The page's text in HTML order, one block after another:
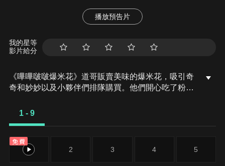
播放預告片
我的星等
影片給分
《嗶嗶啵啵爆米花》道哥販賣美味的爆米花，吸引奇
奇和妙妙以及小夥伴們排隊購買。他們開心吃了粉
花弄的大爆炸，小夥伴們樂開懷。
1 - 9
免費
1 2 3 4 5